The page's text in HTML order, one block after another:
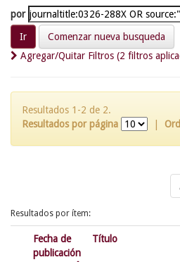
por
Comenzar nueva busqueda
Agregar/Quitar Filtros (2 filtros
Resultados 1-2 de 2.
Resultados por página
Resultados por ítem:
Fecha de
publicación
Título